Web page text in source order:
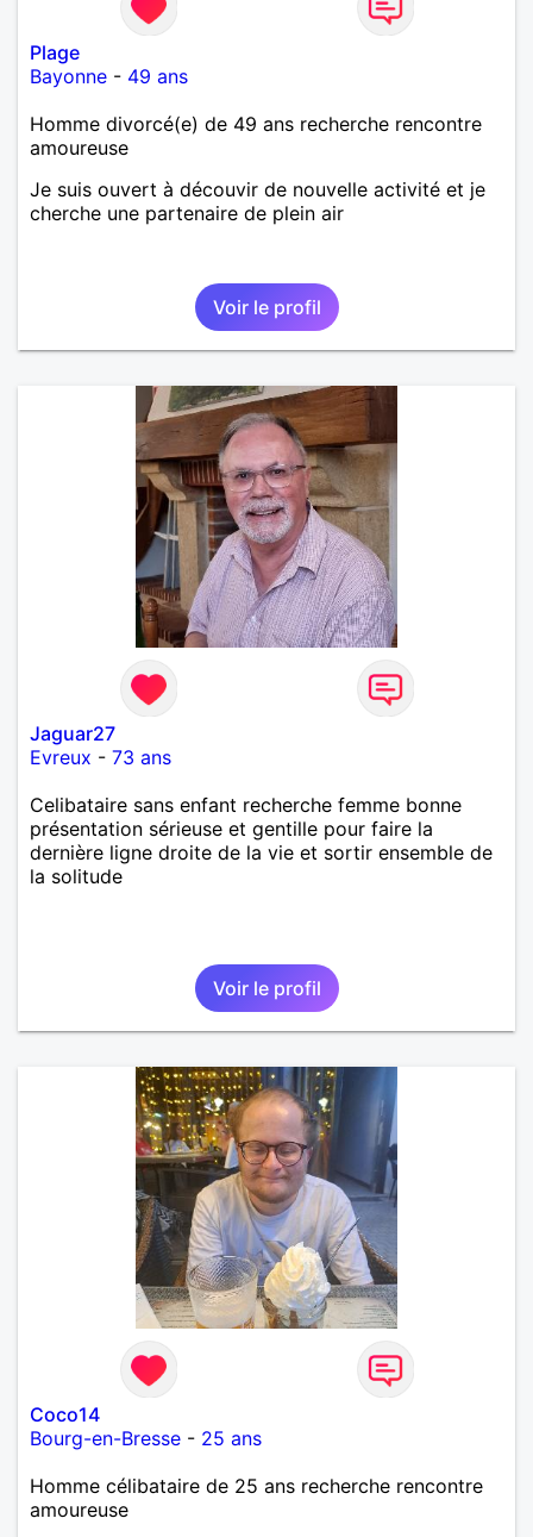
Plage
Bayonne - 49 ans
Homme divorcé(e) de 49 ans recherche rencontre
amoureuse
Je suis ouvert à découvir de nouvelle activité et je
cherche une partenaire de plein air
Voir le profil
Jaguar27
Evreux - 73 ans
Celibataire sans enfant recherche femme bonne
présentation sérieuse et gentille pour faire la
dernière ligne droite de la vie et sortir ensemble de
la solitude
Voir le profil
Coco14
Bourg-en-Bresse - 25 ans
Homme célibataire de 25 ans recherche rencontre
amoureuse